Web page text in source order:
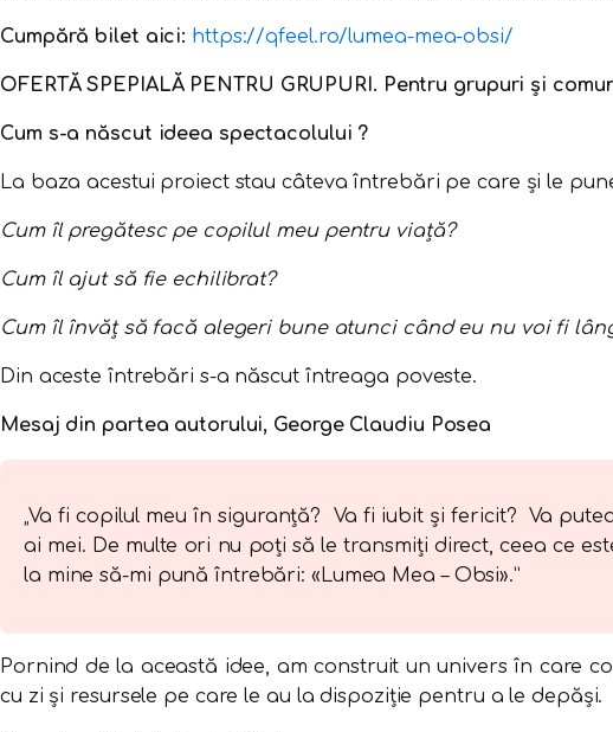
Cumpără bilet aici: https://qfeel.ro/lumea-mea-obsi/
OFERTĂ SPEPIALĂ PENTRU GRUPURI. Pentru grupuri și
Cum s-a născut ideea spectacolului ?
La baza acestui proiect stau câteva întrebări pe care și le
Cum îl pregătesc pe copilul meu pentru viață?
Cum îl ajut să fie echilibrat?
Cum îl învăț să facă alegeri bune atunci când eu nu voi fi
Din aceste întrebări s-a născut întreaga poveste.
Mesaj din partea autorului, George Claudiu Posea
„Va fi copilul meu în siguranță? Va fi iubit și fericit? Va
ai mei. De multe ori nu poți să le transmiți direct, ceea ce
la mine să-mi pună întrebări: «Lumea Mea – Obsi».”
Pornind de la această idee, am construit un univers în care
cu zi și resursele pe care le au la dispoziție pentru a le depăși.